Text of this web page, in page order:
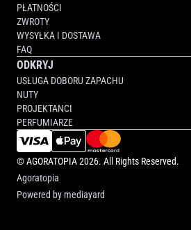
PŁATNOŚCI
ZWROTY
WYSYŁKA I DOSTAWA
FAQ
ODKRYJ
USŁUGA DOBORU ZAPACHU
NUTY
PROJEKTANCI
PERFUMIARZE
©AGORATOPIA2026. All Rights Reserved.
Agoratopia
Powered by mediayard